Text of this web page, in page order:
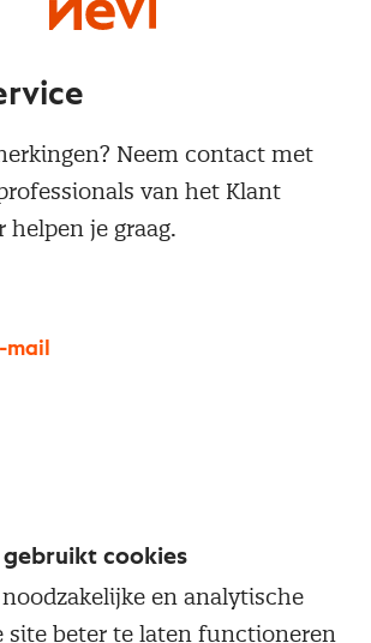
Neem contact met
van het Klant
je graag.
gebruikt cookies
en analytische
site beter te laten functioneren